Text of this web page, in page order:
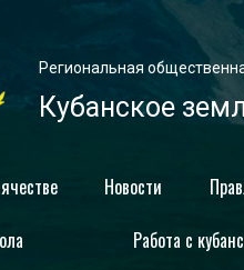
Региональная
Кубанское
Новости
Работа с